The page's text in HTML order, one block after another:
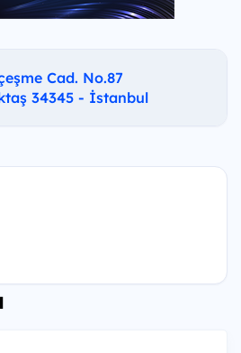
Cad. No.87
34345 - İstanbul